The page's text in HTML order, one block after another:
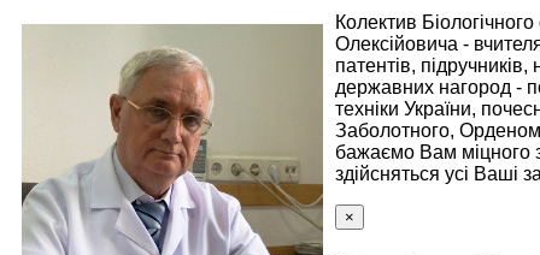
Колектив
Олексійовича -
патентів,
державних нагород -
техніки України,
Заболотного,
бажаємо Вам міцного
здійсняться усі Ваші
×